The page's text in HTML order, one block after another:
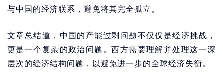
与中国的经济联系，避免将其完全孤立。
文章总结道，中国的产能过剩问题不仅仅是经济挑战，
更是一个复杂的政治问题。西方需要理解并处理这一深
层次的经济结构问题，以避免进一步的全球经济失衡。